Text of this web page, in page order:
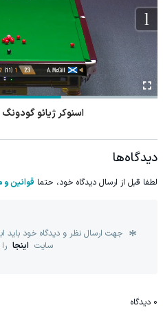
اسنوکر ژیائو
دیدگاه‌ها
لطفا قبل از ارسال دیدگاه خود، حتما قوانین و
جهت ارسال نظر و دیدگاه خود باید
سایت اینجا
0 دیدگاه